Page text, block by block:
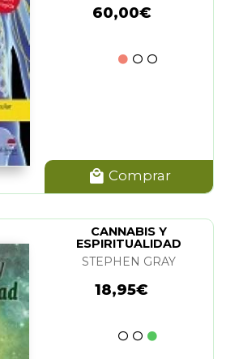
60,00€
Comprar
CANNABIS Y
ESPIRITUALIDAD
STEPHEN GRAY
18,95€